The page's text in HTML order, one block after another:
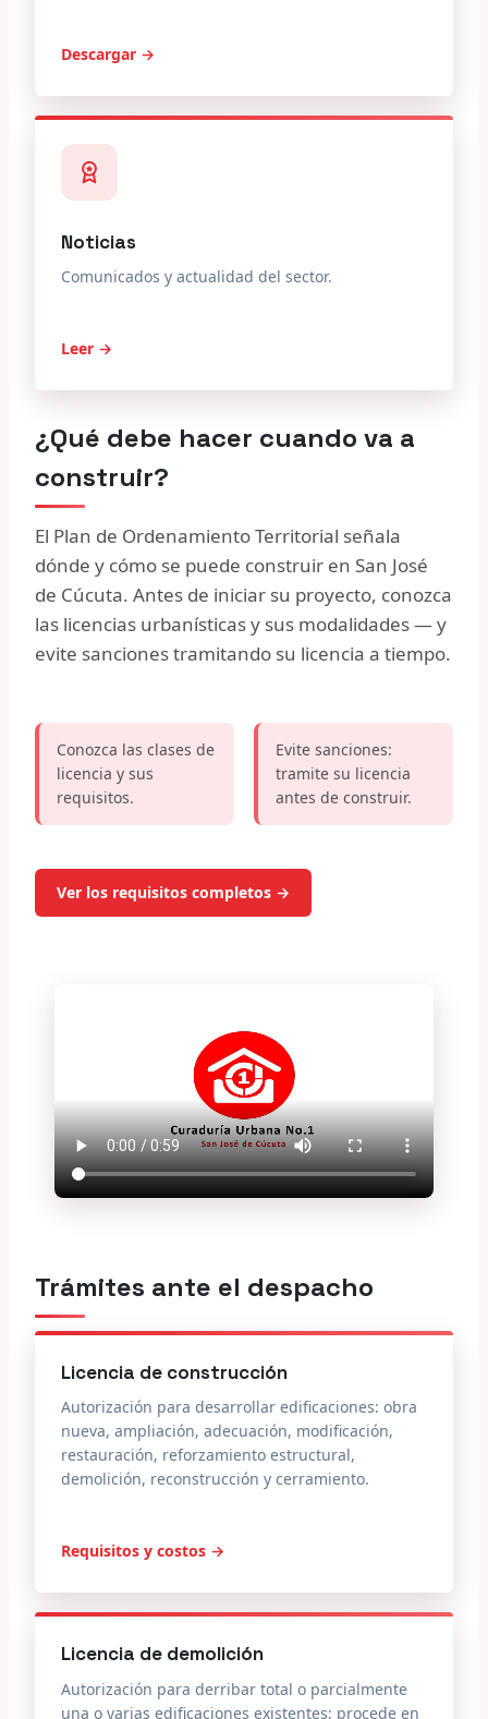
Descargar →
Noticias
Comunicados y actualidad del sector.
Leer →
¿Qué debe hacer cuando va a
construir?
El Plan de Ordenamiento Territorial señala
dónde y cómo se puede construir en San José
de Cúcuta. Antes de iniciar su proyecto, conozca
las licencias urbanísticas y sus modalidades — y
evite sanciones tramitando su licencia a tiempo.
Conozca las clases de
licencia y sus
requisitos.
Evite sanciones:
tramite su licencia
antes de construir.
Ver los requisitos completos →
Trámites ante el despacho
Licencia de construcción
Autorización para desarrollar edificaciones: obra
nueva, ampliación, adecuación, modificación,
restauración, reforzamiento estructural,
demolición, reconstrucción y cerramiento.
Requisitos y costos →
Licencia de demolición
Autorización para derribar total o parcialmente
una o varias edificaciones existentes; procede en